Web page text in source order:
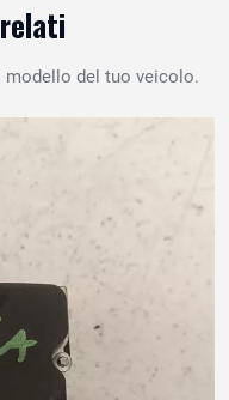
del tuo veicolo.